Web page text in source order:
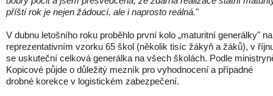
příští rok je nejen žádoucí, ale i naprosto reálná."
V dubnu letošního roku proběhlo první kolo „maturitní generálky" na
reprezentativním vzorku 65 škol (několik tisíc žákyň a žáků), v
se uskuteční celková generálka na všech školách. Podle
Kopicové půjde o důležitý mezník pro vyhodnocení a případné
drobné korekce v logistickém zabezpečení.